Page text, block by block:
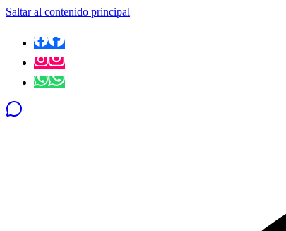
Saltar al contenido principal